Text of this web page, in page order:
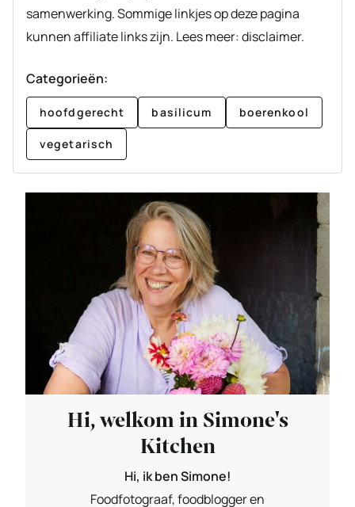
samenwerking. Sommige linkjes op deze pagina
kunnen affiliate links zijn. Lees meer: disclaimer.
Categorieën:
hoofdgerecht basilicum boerenkool
vegetarisch
Hi, welkom in Simone's
Kitchen
Hi, ik ben Simone!
Foodfotograaf, foodblogger en